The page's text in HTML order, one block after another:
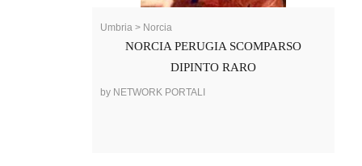
Umbria > Norcia
NORCIA PERUGIA SCOMPARSO
DIPINTO RARO
by NETWORK PORTALI